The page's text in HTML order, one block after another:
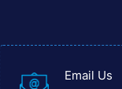
Email Us